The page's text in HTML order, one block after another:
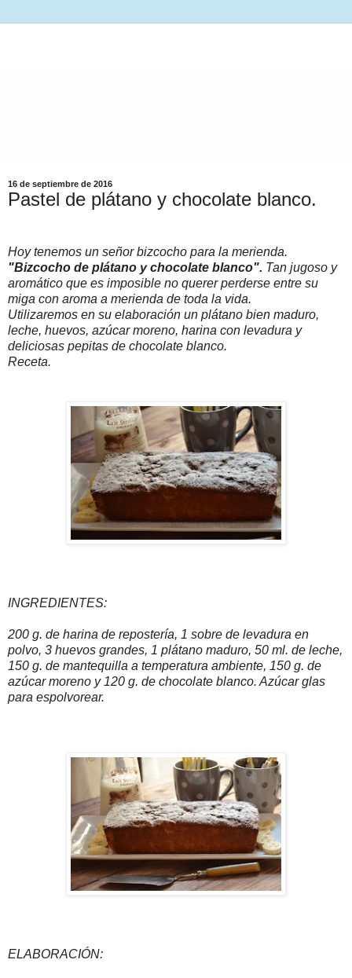
16 de septiembre de 2016
Pastel de plátano y chocolate blanco.
Hoy tenemos un señor bizcocho para la merienda.
"Bizcocho de plátano y chocolate blanco". Tan jugoso y
aromático que es imposible no querer perderse entre su
miga con aroma a merienda de toda la vida.
Utilizaremos en su elaboración un plátano bien maduro,
leche, huevos, azúcar moreno, harina con levadura y
deliciosas pepitas de chocolate blanco.
Receta.
INGREDIENTES:
200 g. de harina de repostería, 1 sobre de levadura en
polvo, 3 huevos grandes, 1 plátano maduro, 50 ml. de leche,
150 g. de mantequilla a temperatura ambiente, 150 g. de
azúcar moreno y 120 g. de chocolate blanco. Azúcar glas
para espolvorear.
ELABORACIÓN: